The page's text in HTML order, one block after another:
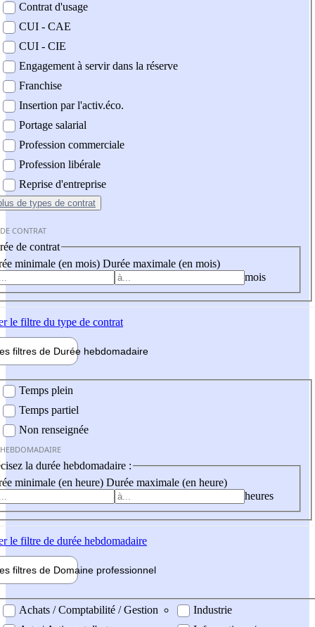
Contrat d'usage
CUI - CAE
CUI - CIE
Engagement à servir dans la réserve
Franchise
Insertion par l'activ.éco.
Portage salarial
Profession commerciale
Profession libérale
Reprise d'entreprise
de types de contrat
CONTRAT
de contrat
minimale (en mois) Durée maximale (en mois)
mois
le filtre du type de contrat
filtres de Durée hebdomadaire
Temps plein
Temps partiel
Non renseignée
la durée hebdomadaire :
minimale (en heure) Durée maximale (en heure)
heures
le filtre de durée hebdomadaire
filtres de Domaine professionnel
professionel
Achats / Comptabilité / Gestion
Industrie